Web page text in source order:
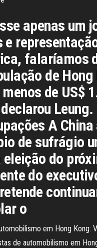
apenas um
e
falaríamos
de Hong
de US$
A
de sufrágio
eleição do
do
o
em Hong Kong:
de automobilismo em